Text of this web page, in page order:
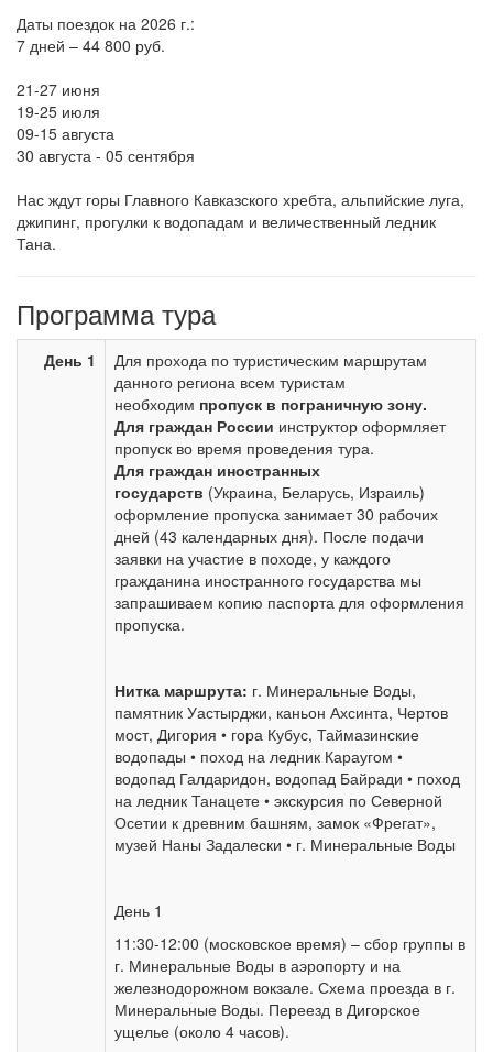
Даты поездок на 2026 г.:
7 дней – 44 800 руб.
21-27 июня
19-25 июля
09-15 августа
30 августа - 05 сентября
Нас ждут горы Главного Кавказского хребта, альпийские луга,
джипинг, прогулки к водопадам и величественный ледник
Тана.
Программа тура
День 1
Для прохода по туристическим маршрутам
данного региона всем туристам
необходим пропуск в пограничную зону.
Для граждан России инструктор оформляет
пропуск во время проведения тура.
Для граждан иностранных
государств (Украина, Беларусь, Израиль)
оформление пропуска занимает 30 рабочих
дней (43 календарных дня). После подачи
заявки на участие в походе, у каждого
гражданина иностранного государства мы
запрашиваем копию паспорта для оформления
пропуска.
Нитка маршрута: г. Минеральные Воды,
памятник Уастырджи, каньон Ахсинта, Чертов
мост, Дигория • гора Кубус, Таймазинские
водопады • поход на ледник Караугом •
водопад Галдаридон, водопад Байради • поход
на ледник Танацете • экскурсия по Северной
Осетии к древним башням, замок «Фрегат»,
музей Наны Задалески • г. Минеральные Воды
День 1
11:30-12:00 (московское время) – сбор группы в
г. Минеральные Воды в аэропорту и на
железнодорожном вокзале. Схема проезда в г.
Минеральные Воды. Переезд в Дигорское
ущелье (около 4 часов).